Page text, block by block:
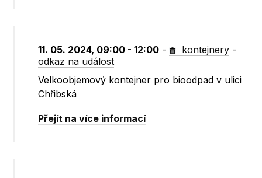
11. 05. 2024, 09:00 - 12:00 - kontejnery -
odkaz na událost
Velkoobjemový kontejner pro bioodpad v ulici
Chřibská
Přejít na více informací